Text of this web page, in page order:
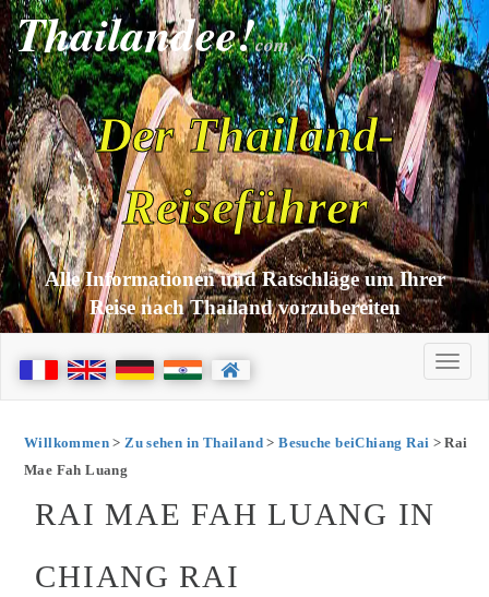
Thailandee!com
Der Thailand-
Reiseführer
Alle Informationen und Ratschläge um Ihrer
Reise nach Thailand vorzubereiten
Willkommen>Zu sehen in Thailand>Besuche beiChiang Rai > Rai
Mae Fah Luang
RAI MAE FAH LUANG IN
CHIANG RAI